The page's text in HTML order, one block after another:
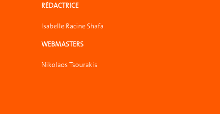
RÉDACTRICE
Isabelle Racine Shafa
WEBMASTERS
Nikolaos Tsourakis